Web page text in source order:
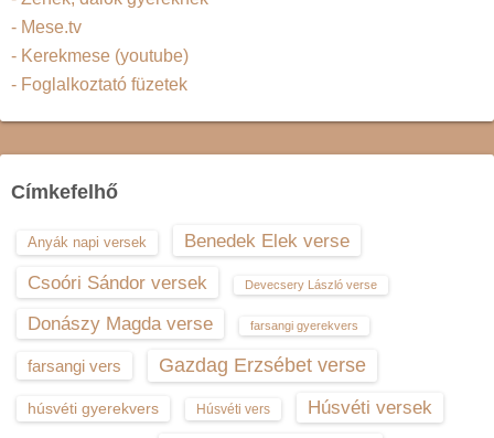
- Mese.tv
- Kerekmese (youtube)
- Foglalkoztató füzetek
Címkefelhő
Anyák napi versek
Benedek Elek verse
Csoóri Sándor versek
Devecsery László verse
Donászy Magda verse farsangi gyerekvers
farsangi vers Gazdag Erzsébet verse
húsvéti gyerekvers Húsvéti vers Húsvéti versek